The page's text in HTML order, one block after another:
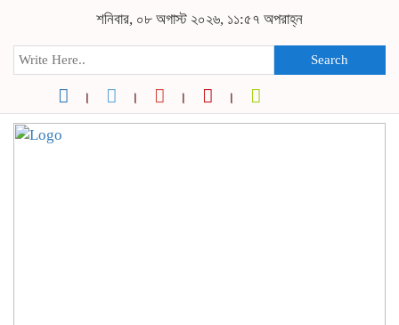
শনিবার, ০৮ অগাস্ট ২০২৬, ১১:৫৭ অপরাহ্ন
Search